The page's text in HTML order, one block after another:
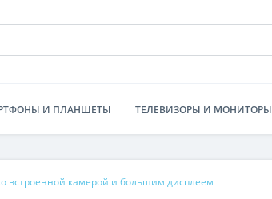
И ПЛАНШЕТЫ ТЕЛЕВИЗОРЫ И МОНИТОРЫ
встроенной камерой и большим дисплеем